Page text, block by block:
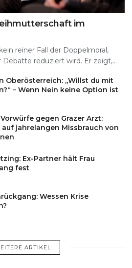
im
reiner Fall der Doppelmoral,
reduziert wird. Er zeigt,...
Oberösterreich: „Willst du mit
– Wenn Nein keine Option ist
gegen Grazer Arzt:
jahrelangen Missbrauch von
Ex-Partner hält Frau
fest
Wessen Krise
ARTIKEL